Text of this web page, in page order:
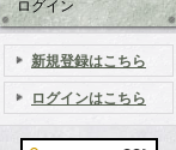
ログイン
新規登録はこちら
ログインはこちら